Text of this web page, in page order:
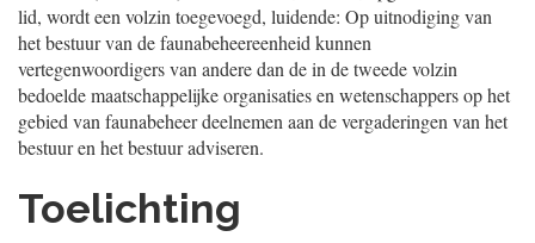
lid, wordt een volzin toegevoegd, luidende: Op uitnodiging van
het bestuur van de faunabeheereenheid kunnen
vertegenwoordigers van andere dan de in de tweede volzin
bedoelde maatschappelijke organisaties en wetenschappers op het
gebied van faunabeheer deelnemen aan de vergaderingen van het
bestuur en het bestuur adviseren.
Toelichting